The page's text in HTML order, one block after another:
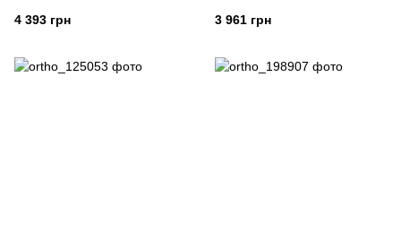
4 393 грн 3 961 грн